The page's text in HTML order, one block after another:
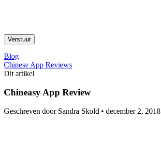
Blog
Chinese App Reviews
Dit artikel
Chineasy App Review
Geschreven door Sandra Skold • december 2, 2018